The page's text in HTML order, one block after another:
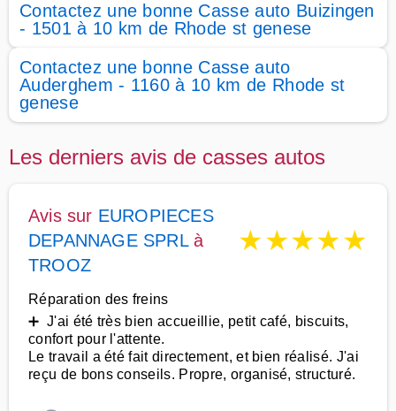
Contactez une bonne Casse auto Buizingen
- 1501 à 10 km de Rhode st genese
Contactez une bonne Casse auto
Auderghem - 1160 à 10 km de Rhode st
genese
Les derniers avis de casses autos
Avis sur EUROPIECES
DEPANNAGE SPRLà
TROOZ
★★★★★
Réparation des freins
➕ J'ai été très bien accueillie, petit café, biscuits,
confort pour l'attente.
Le travail a été fait directement, et bien réalisé. J'ai
reçu de bons conseils. Propre, organisé, structuré.